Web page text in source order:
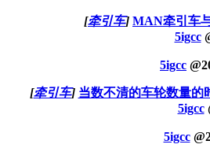
[牵引车] MAN牵引车
5igcc
5igcc @
[牵引车] 当数不清的车轮数量的
5igcc
5igcc @